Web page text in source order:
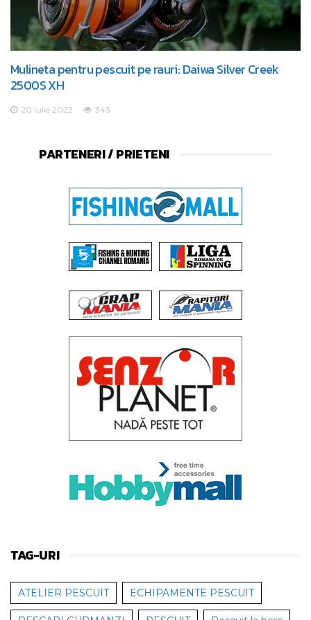
Mulineta pentru pescuit pe rauri: Daiwa Silver Creek
2500S XH
20 iulie 2022 343
PARTENERI / PRIETENI
TAG-URI
ATELIER PESCUIT ECHIPAMENTE PESCUIT